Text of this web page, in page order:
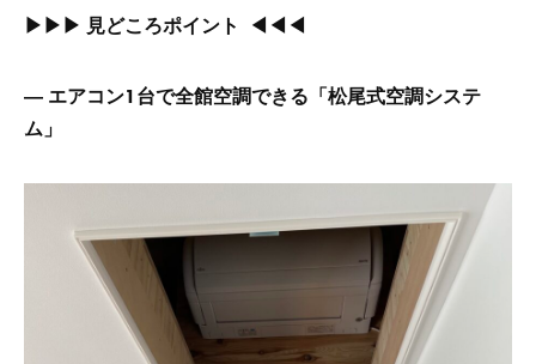
▶▶▶ 見どころポイント ◀◀◀
― エアコン1台で全館空調できる「松尾式空調システ
ム」